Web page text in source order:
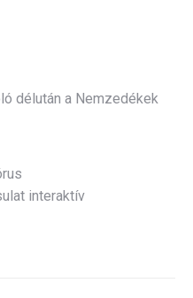
délután a Nemzedékek
interaktív